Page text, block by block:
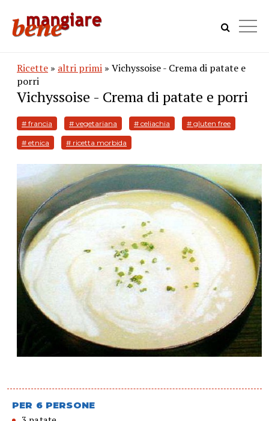
Ricette » altri primi » Vichyssoise - Crema di patate e
porri
Vichyssoise - Crema di patate e porri
# francia # vegetariana # celiachia # gluten free
# etnica # ricetta morbida
PER 6 PERSONE